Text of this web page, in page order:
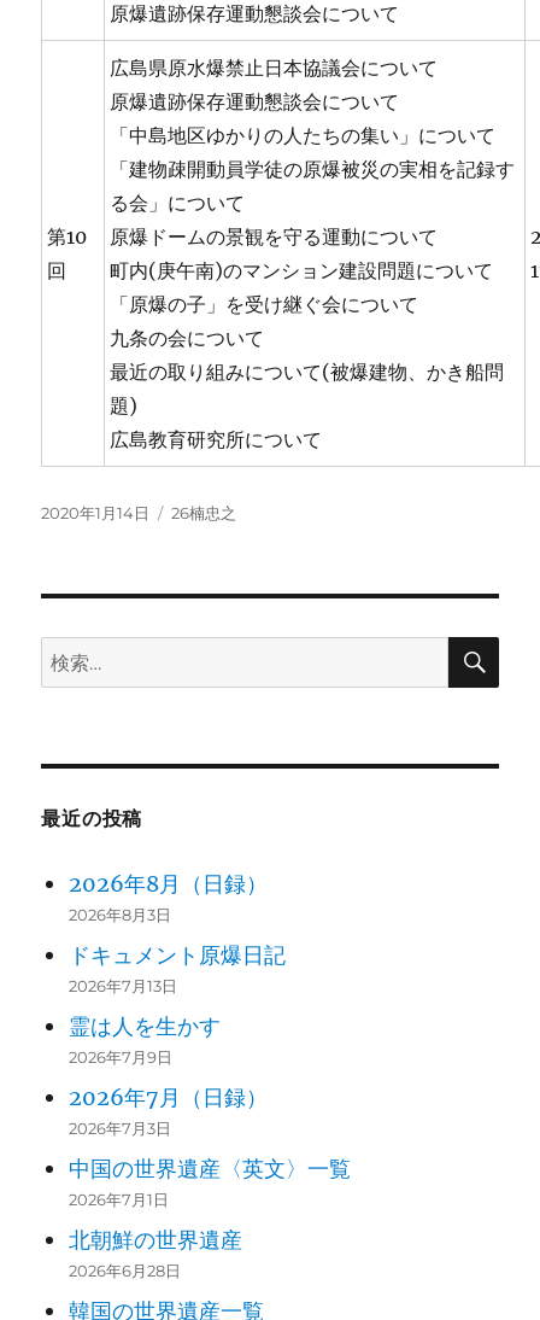
原爆遺跡保存運動懇談会について
第10
回
広島県原水爆禁止日本協議会について
原爆遺跡保存運動懇談会について
「中島地区ゆかりの人たちの集い」について
「建物疎開動員学徒の原爆被災の実相を記録す
る会」について
原爆ドームの景観を守る運動について
町内(庚午南)のマンション建設問題について
「原爆の子」を受け継ぐ会について
九条の会について
最近の取り組みについて(被爆建物、かき船問
題)
広島教育研究所について
投
2020年1月14日
カ
26楠忠之
検
索:
検
最近の投稿
2026年8月（日録）
2026年8月3日
ドキュメント原爆日記
2026年7月13日
霊は人を生かす
2026年7月9日
2026年7月（日録）
2026年7月3日
中国の世界遺産〈英文〉一覧
2026年7月1日
北朝鮮の世界遺産
2026年6月28日
韓国の世界遺産一覧